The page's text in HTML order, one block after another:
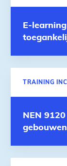
E-
NEN
gebouwen
TRAINING